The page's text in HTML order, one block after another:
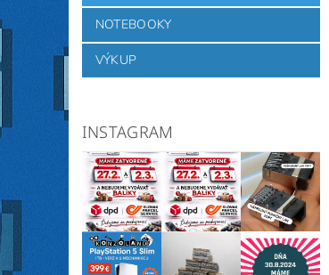
NOTEBOOKY
VÝKUP
INSTAGRAM